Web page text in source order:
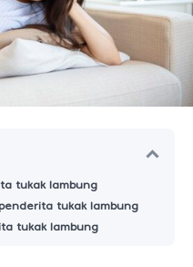
tukak lambung
tukak lambung
tukak lambung